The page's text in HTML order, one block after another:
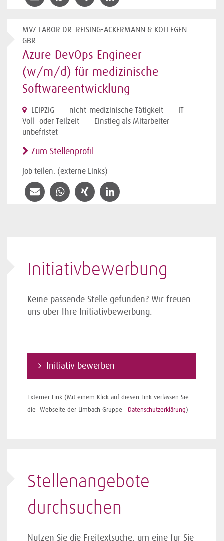
MVZ LABOR DR. REISING-ACKERMANN & KOLLEGEN
GBR
Azure DevOps Engineer
(w/m/d) für medizinische
Softwareentwicklung
LEIPZIG nicht-medizinische Tätigkeit
IT
Voll- oder Teilzeit
Einstieg als Mitarbeiter
unbefristet
Zum Stellenprofil
Job teilen: (externe Links)
Initiativ­bewerbung
Keine passende Stelle gefunden? Wir freuen
uns über Ihre Initiativbewerbung.
Initiativ bewerben
Externer Link (Mit einem Klick auf diesen Link verlassen Sie
die Webseite der Limbach Gruppe | Datenschutzerklärung)
Stellenangebote
durchsuchen
Nutzen Sie die Freitextsuche, um eine für Sie